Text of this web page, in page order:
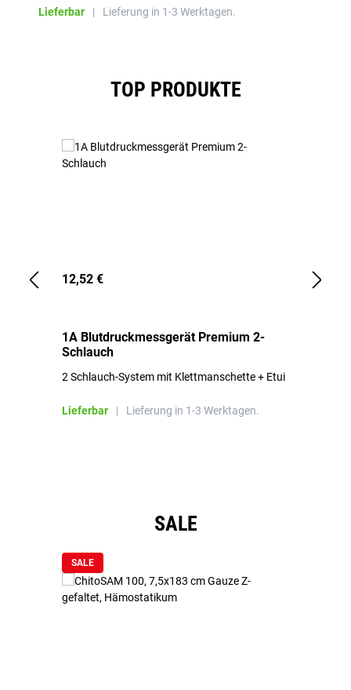
Lieferbar | Lieferung in 1-3 Werktagen.
TOP PRODUKTE
12,52 €
1A Blutdruckmessgerät Premium 2-
Schlauch
2 Schlauch-System mit Klettmanschette + Etui
Lieferbar | Lieferung in 1-3 Werktagen.
SALE
SALE